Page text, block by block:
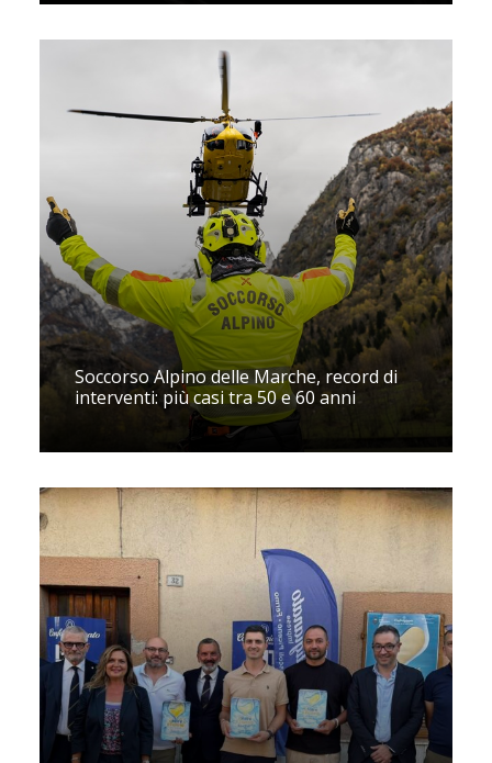
Soccorso Alpino delle Marche, record di
interventi: più casi tra 50 e 60 anni